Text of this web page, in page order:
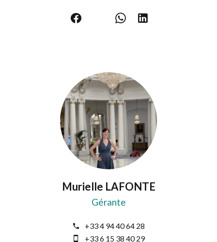
Murielle LAFONTE
Gérante
+33 4 94 40 64 28
+33 6 15 38 40 29